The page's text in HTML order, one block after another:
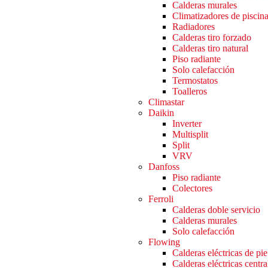
Calderas murales
Climatizadores de piscina
Radiadores
Calderas tiro forzado
Calderas tiro natural
Piso radiante
Solo calefacción
Termostatos
Toalleros
Climastar
Daikin
Inverter
Multisplit
Split
VRV
Danfoss
Piso radiante
Colectores
Ferroli
Calderas doble servicio
Calderas murales
Solo calefacción
Flowing
Calderas eléctricas de pie
Calderas eléctricas